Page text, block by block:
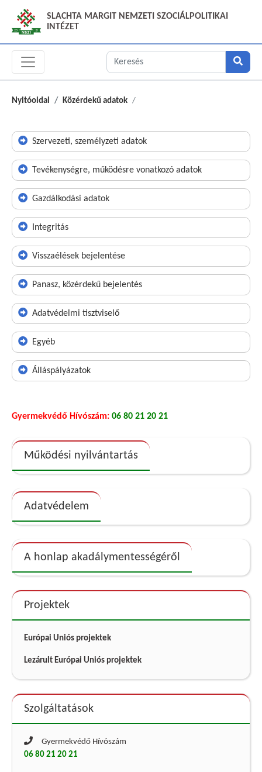
SLACHTA MARGIT NEMZETI SZOCIÁLPOLITIKAI
INTÉZET
Nyitóoldal Közérdekű adatok
Szervezeti, személyzeti adatok
Tevékenységre, működésre vonatkozó adatok
Gazdálkodási adatok
Integritás
Visszaélések bejelentése
Panasz, közérdekű bejelentés
Adatvédelmi tisztviselő
Egyéb
Álláspályázatok
Gyermekvédő Hívószám: 06 80 21 20 21
Működési nyilvántartás
Adatvédelem
A honlap akadálymentességéről
Projektek
Európai Uniós projektek
Lezárult Európai Uniós projektek
Szolgáltatások
Gyermekvédő Hívószám
06 80 21 20 21